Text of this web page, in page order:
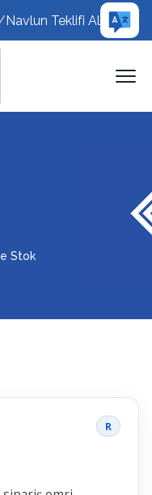
Navlun Teklifi Al
Stok
R